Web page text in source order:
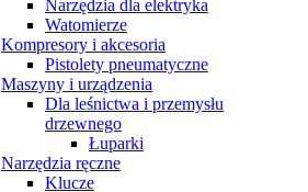
Narzędzia dla elektryka
Watomierze
Kompresory i akcesoria
Pistolety pneumatyczne
Maszyny i urządzenia
Dla leśnictwa i przemysłu
drzewnego
Łuparki
Narzędzia ręczne
Klucze